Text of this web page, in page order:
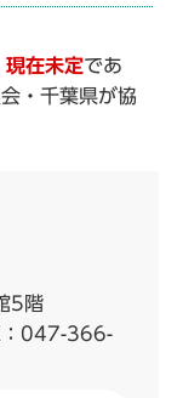
現在未定であ
・千葉県が協
5階
047-366-